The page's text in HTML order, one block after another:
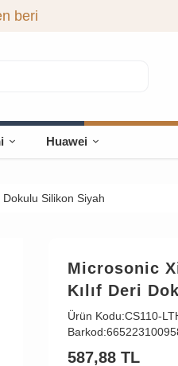
beri
Huawei
Silikon Siyah
Microsonic
Kılıf Deri
Ürün Kodu:CS110-
Barkod:
587,88 TL